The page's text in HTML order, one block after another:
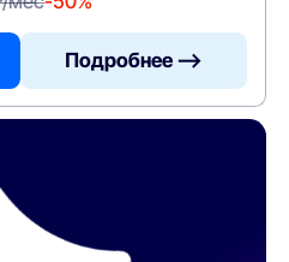
Подробнее —>